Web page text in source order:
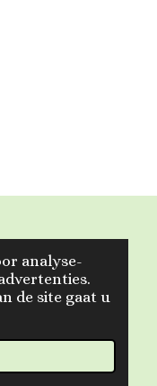
analyse-
de site gaat u